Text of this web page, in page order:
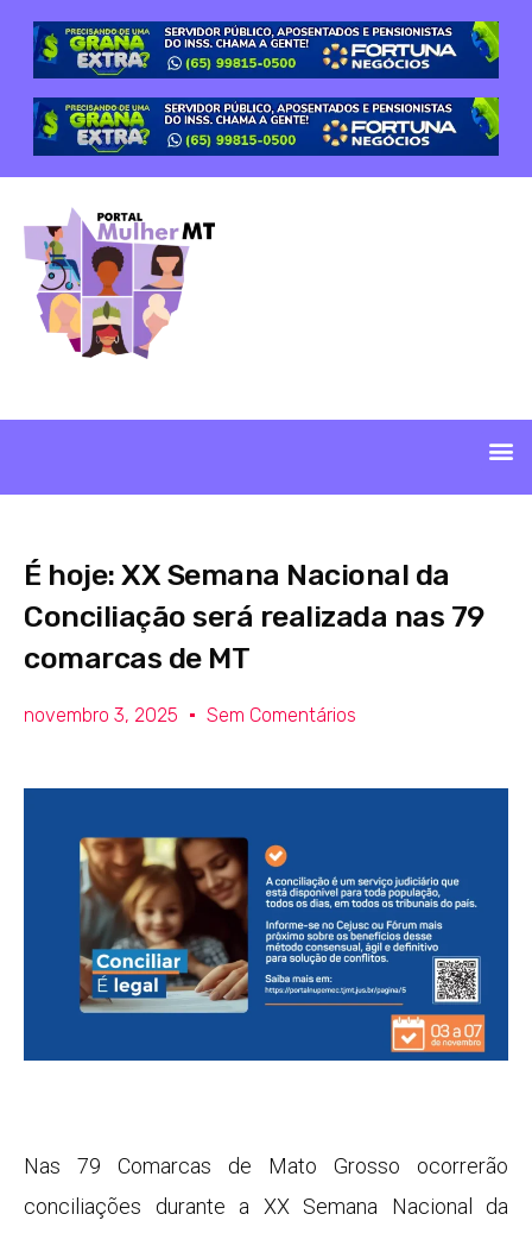
É hoje: XX Semana Nacional da
Conciliação será realizada nas 79
comarcas de MT
novembro 3, 2025 Sem Comentários
Nas 79 Comarcas de Mato Grosso ocorrerão
conciliações durante a XX Semana Nacional da